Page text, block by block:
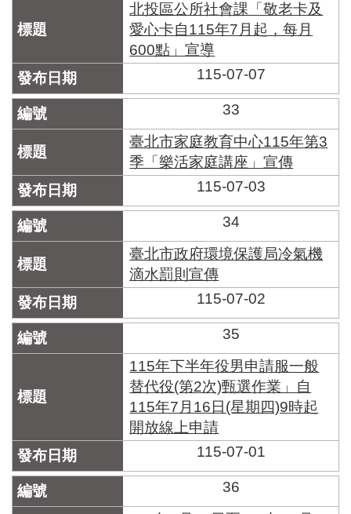
北投區公所社會課「敬老卡及
愛心卡自115年7月起，每月
600點」宣導
115-07-07
33
臺北市家庭教育中心115年第3
季「樂活家庭講座」宣傳
115-07-03
34
臺北市政府環境保護局冷氣機
滴水罰則宣傳
115-07-02
35
115年下半年役男申請服一般
替代役(第2次)甄選作業」自
115年7月16日(星期四)9時起
開放線上申請
115-07-01
36